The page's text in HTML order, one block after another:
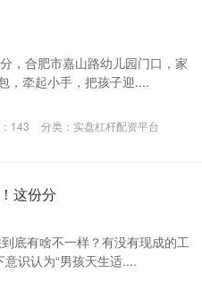
，合肥市嘉山路幼儿园门口，家
，牵起小手，把孩子迎....
143 分类： 实盘杠杆配资平台
这份分
底有啥不一样？有没有现成的工
识认为“男孩天生适....